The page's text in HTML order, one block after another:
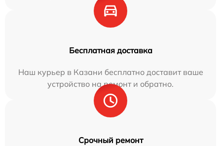
Бесплатная доставка
Наш курьер в Казани бесплатно доставит ваше
устройство на ремонт и обратно.
Срочный ремонт